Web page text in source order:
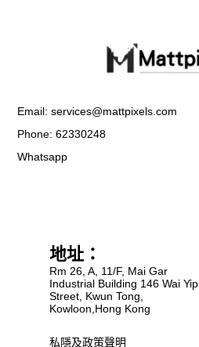
地址：
Rm 26, A, 11/F, Mai Gar
Industrial Building 146 Wai Yip
Street, Kwun Tong,
Kowloon,Hong Kong
私隱及政策聲明
Email: services@mattpixels.com
Phone: 62330248
Whatsapp